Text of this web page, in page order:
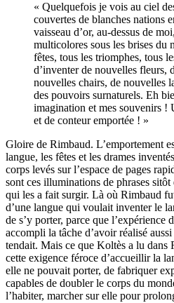
« Quelquefois je vois au ciel
couvertes de blanches nations
vaisseau d’or, au-dessus de
multicolores sous les brises du
fêtes, tous les triomphes, tous
d’inventer de nouvelles fleurs,
nouvelles chairs, de nouvelles
des pouvoirs surnaturels. Eh
imagination et mes souvenirs !
et de conteur emportée ! »
Gloire de Rimbaud. L’emportement
langue, les fêtes et les drames
corps levés sur l’espace de pages
sont ces illuminations de phrases
qui les a fait surgir. Là où Rimbaud
d’une langue qui voulait inventer le
de s’y porter, parce que l’expérience
accompli la tâche d’avoir réalisé
tendait. Mais ce que Koltès a lu dans
cette exigence féroce d’accueillir la
elle ne pouvait porter, de fabriquer
capables de doubler le corps du
l’habiter, marcher sur elle pour